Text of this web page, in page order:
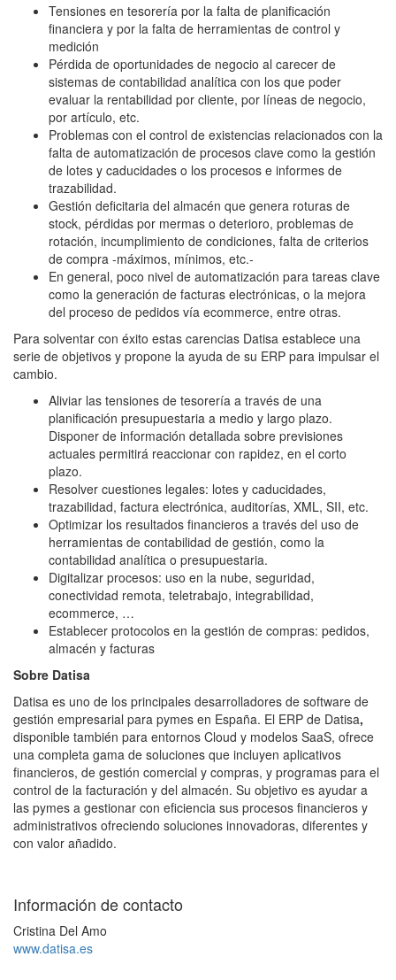
Tensiones en tesorería por la falta de planificación
financiera y por la falta de herramientas de control y
medición
Pérdida de oportunidades de negocio al carecer de
sistemas de contabilidad analítica con los que poder
evaluar la rentabilidad por cliente, por líneas de negocio,
por artículo, etc.
Problemas con el control de existencias relacionados con la
falta de automatización de procesos clave como la gestión
de lotes y caducidades o los procesos e informes de
trazabilidad.
Gestión deficitaria del almacén que genera roturas de
stock, pérdidas por mermas o deterioro, problemas de
rotación, incumplimiento de condiciones, falta de criterios
de compra -máximos, mínimos, etc.-
En general, poco nivel de automatización para tareas clave
como la generación de facturas electrónicas, o la mejora
del proceso de pedidos vía ecommerce, entre otras.
Para solventar con éxito estas carencias Datisa establece una
serie de objetivos y propone la ayuda de su ERP para impulsar el
cambio.
Aliviar las tensiones de tesorería a través de una
planificación presupuestaria a medio y largo plazo.
Disponer de información detallada sobre previsiones
actuales permitirá reaccionar con rapidez, en el corto
plazo.
Resolver cuestiones legales: lotes y caducidades,
trazabilidad, factura electrónica, auditorías, XML, SII, etc.
Optimizar los resultados financieros a través del uso de
herramientas de contabilidad de gestión, como la
contabilidad analítica o presupuestaria.
Digitalizar procesos: uso en la nube, seguridad,
conectividad remota, teletrabajo, integrabilidad,
ecommerce, …
Establecer protocolos en la gestión de compras: pedidos,
almacén y facturas
Sobre Datisa
Datisa es uno de los principales desarrolladores de software de
gestión empresarial para pymes en España. El ERP de Datisa,
disponible también para entornos Cloud y modelos SaaS, ofrece
una completa gama de soluciones que incluyen aplicativos
financieros, de gestión comercial y compras, y programas para el
control de la facturación y del almacén. Su objetivo es ayudar a
las pymes a gestionar con eficiencia sus procesos financieros y
administrativos ofreciendo soluciones innovadoras, diferentes y
con valor añadido.
Información de contacto
Cristina Del Amo
www.datisa.es